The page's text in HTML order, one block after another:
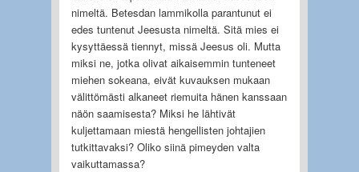
nimeltä. Betesdan lammikolla parantunut ei
edes tuntenut Jeesusta nimeltä. Sitä mies ei
kysyttäessä tiennyt, missä Jeesus oli. Mutta
miksi ne, jotka olivat aikaisemmin tunteneet
miehen sokeana, eivät kuvauksen mukaan
välittömästi alkaneet riemuita hänen kanssaan
näön saamisesta? Miksi he lähtivät
kuljettamaan miestä hengellisten johtajien
tutkittavaksi? Oliko siinä pimeyden valta
vaikuttamassa?